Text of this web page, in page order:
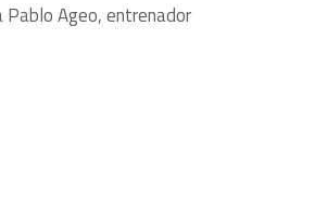
Pablo Ageo, entrenador